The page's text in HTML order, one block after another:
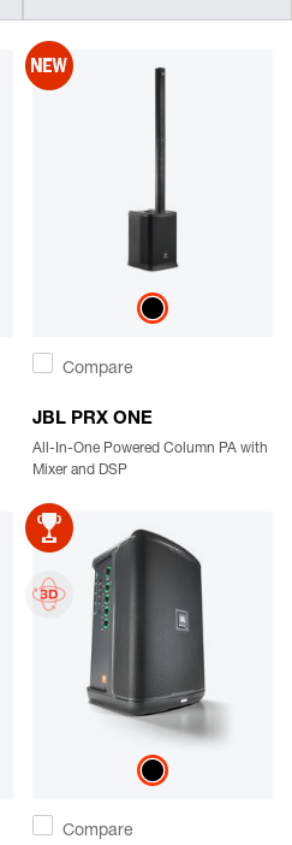
Compare
JBL PRX ONE
All-In-One Powered Column PA with
Mixer and DSP
Compare